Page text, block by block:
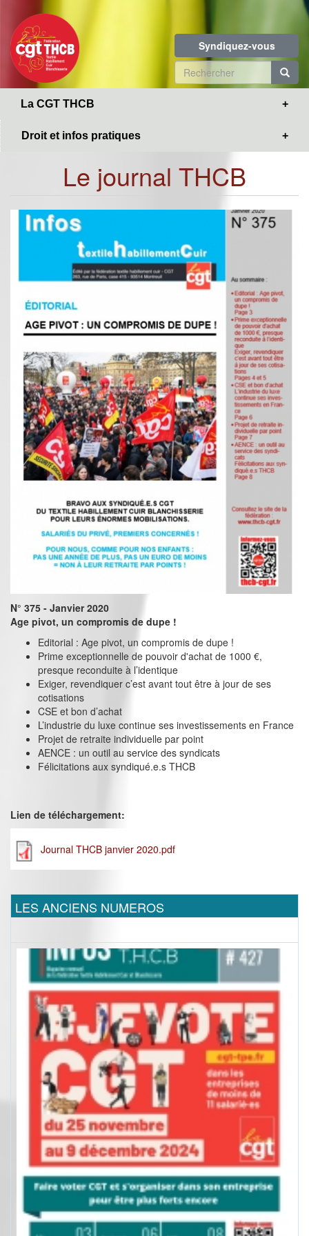
contenu
principal
Syndiquez-vous
Formulaire
de
La CGT THCB
Droit et infos pratiques
Le journal THCB
N° 375 - Janvier 2020
Age pivot, un compromis de dupe !
Editorial : Age pivot, un compromis de dupe !
Prime exceptionnelle de pouvoir d'achat de 1000 €,
presque reconduite à l’identique
Exiger, revendiquer c’est avant tout être à jour de ses
cotisations
CSE et bon d’achat
L’industrie du luxe continue ses investissements en France
Projet de retraite individuelle par point
AENCE : un outil au service des syndicats
Félicitations aux syndiqué.e.s THCB
Lien de téléchargement:
Journal THCB janvier 2020.pdf
LES ANCIENS NUMEROS